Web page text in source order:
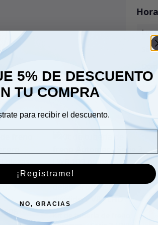
Kit de tubería de freno
5% DE DESCUENTO
TU COMPRA
para recibir el descuento.
¡Regístrame!
NO, GRACIAS